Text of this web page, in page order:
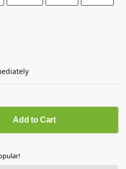
Add to Cart